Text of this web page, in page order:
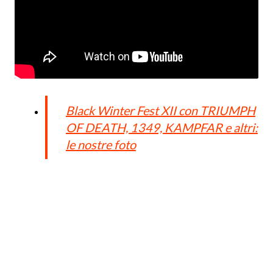
Black Winter Fest XII con TRIUMPH
OF DEATH, 1349, KAMPFAR e altri:
le nostre foto